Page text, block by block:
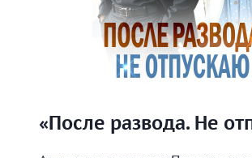
«После развода. Не